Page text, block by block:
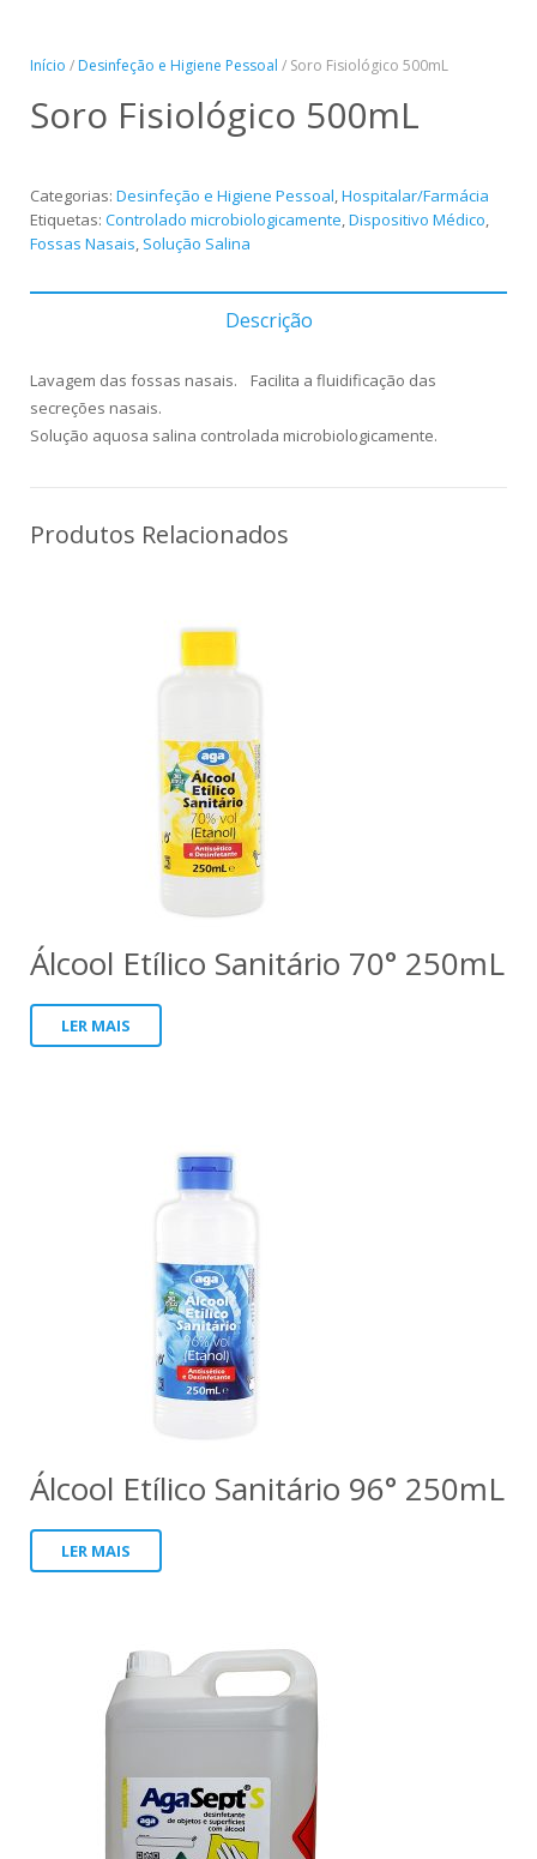
Início / Desinfeção e Higiene Pessoal / Soro Fisiológico 500mL
Soro Fisiológico 500mL
Categorias: Desinfeção e Higiene Pessoal,Hospitalar/Farmácia
Etiquetas: Controlado microbiologicamente,Dispositivo Médico,
Fossas Nasais, Solução Salina
Descrição
Lavagem das fossas nasais. Facilita a fluidificação das
secreções nasais.
Solução aquosa salina controlada microbiologicamente.
Produtos Relacionados
Álcool Etílico Sanitário 70° 250mL
LER MAIS
Álcool Etílico Sanitário 96° 250mL
LER MAIS